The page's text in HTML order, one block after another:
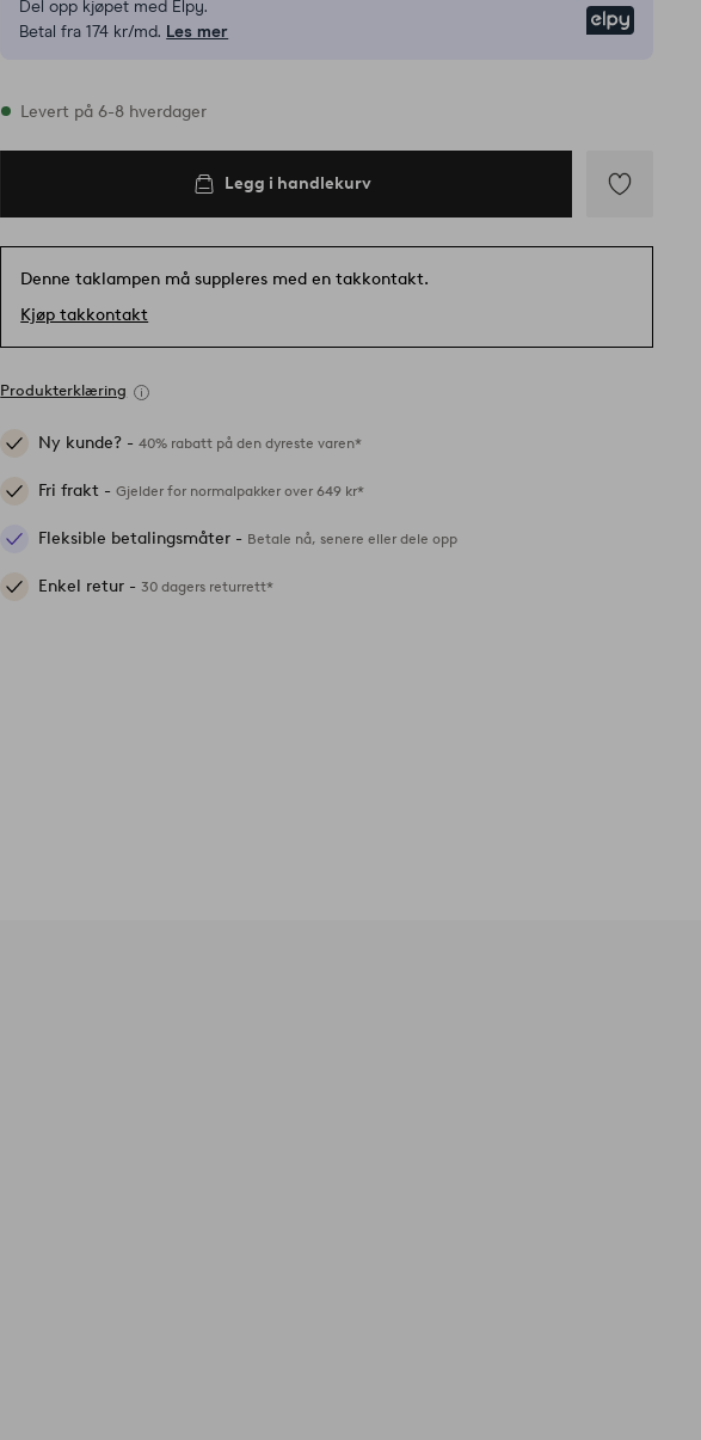
Del opp kjøpet med Elpy.
Betal fra 174 kr/md. Les mer
På lager
Levert på 6-8 hverdager
Legg i handlekurv
til
Denne taklampen må suppleres med en takkontakt.
Kjøp takkontakt
Produkterklæring
Ny kunde? -40% rabatt på den dyreste varen*
Fri frakt -Gjelder for normalpakker over 649 kr*
Fleksible betalingsmåter - Betale nå, senere eller dele opp
Enkel retur -30 dagers returrett*